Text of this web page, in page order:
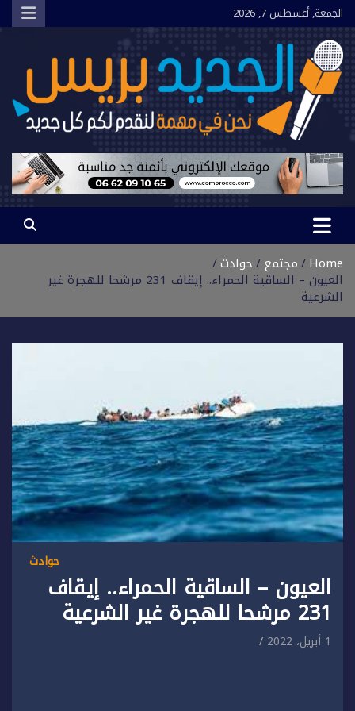
Skip
to
content
الجمعة, أغسطس 7, 2026
الجديد بريس
نحن في مهمة لنقدم لكم كل جديد
Home مجتمع حوادث
العيون – الساقية الحمراء.. إيقاف 231 مرشحا للهجرة غير
الشرعية
حوادث
العيون – الساقية الحمراء.. إيقاف
231 مرشحا للهجرة غير الشرعية
1 أبريل، 2022